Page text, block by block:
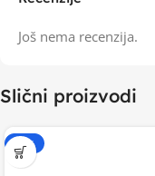
Još nema recenzija.
Slični proizvodi
-20%